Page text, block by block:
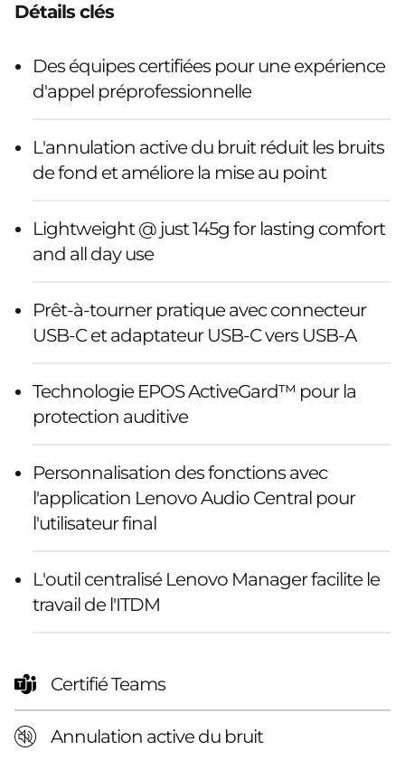
Détails clés
Des équipes certifiées pour une expérience
d'appel préprofessionnelle
L'annulation active du bruit réduit les bruits
de fond et améliore la mise au point
Lightweight @ just 145g for lasting comfort
and all day use
Prêt-à-tourner pratique avec connecteur
USB-C et adaptateur USB-C vers USB-A
Technologie EPOS ActiveGard™ pour la
protection auditive
Personnalisation des fonctions avec
l'application Lenovo Audio Central pour
l'utilisateur final
L'outil centralisé Lenovo Manager facilite le
travail de l'ITDM
Certifié Teams
Annulation active du bruit